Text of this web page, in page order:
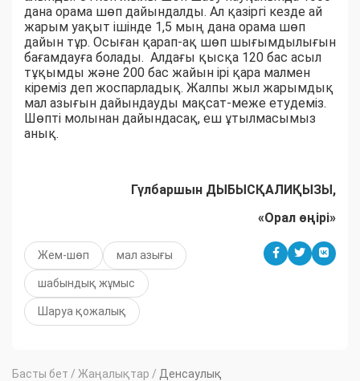
дана орама шөп дайындалды. Ал қазіргі кезде ай
жарым уақыт ішінде 1,5 мың дана орама шөп
дайын тұр. Осыған қарап-ақ шөп шығымдылығын
бағамдауға болады. Алдағы қысқа 120 бас асыл
тұқымды және 200 бас жайын ірі қара малмен
кіреміз деп жоспарладық. Жалпы жыл жарымдық
мал азығын дайындауды мақсат-меже етудеміз.
Шөпті молынан дайындасақ, еш ұтылмасымыз
анық.
Гүлбаршын ДЫБЫСҚАЛИҚЫЗЫ,
«Орал өңірі»
Жем-шөп мал азығы
шабындық жұмыс
Шаруа қожалық
Басты бет / Жаңалықтар / Денсаулық